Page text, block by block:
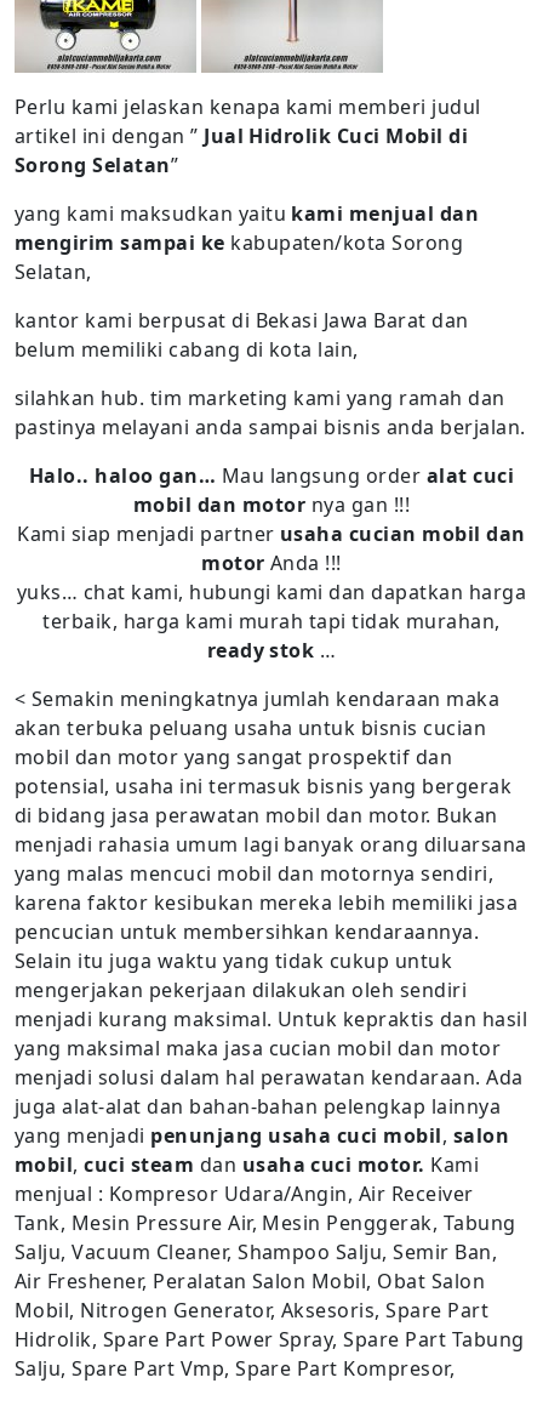
Perlu kami jelaskan kenapa kami memberi judul
artikel ini dengan ” Jual Hidrolik Cuci Mobil di
Sorong Selatan”
yang kami maksudkan yaitu kami menjual dan
mengirim sampai ke kabupaten/kota Sorong
Selatan,
kantor kami berpusat di Bekasi Jawa Barat dan
belum memiliki cabang di kota lain,
silahkan hub. tim marketing kami yang ramah dan
pastinya melayani anda sampai bisnis anda berjalan.
Halo.. haloo gan… Mau langsung order alat cuci
mobil dan motor nya gan !!!
Kami siap menjadi partner usaha cucian mobil dan
motor Anda !!!
yuks… chat kami, hubungi kami dan dapatkan harga
terbaik, harga kami murah tapi tidak murahan,
ready stok …
< Semakin meningkatnya jumlah kendaraan maka
akan terbuka peluang usaha untuk bisnis cucian
mobil dan motor yang sangat prospektif dan
potensial, usaha ini termasuk bisnis yang bergerak
di bidang jasa perawatan mobil dan motor. Bukan
menjadi rahasia umum lagi banyak orang diluarsana
yang malas mencuci mobil dan motornya sendiri,
karena faktor kesibukan mereka lebih memiliki jasa
pencucian untuk membersihkan kendaraannya.
Selain itu juga waktu yang tidak cukup untuk
mengerjakan pekerjaan dilakukan oleh sendiri
menjadi kurang maksimal. Untuk kepraktis dan hasil
yang maksimal maka jasa cucian mobil dan motor
menjadi solusi dalam hal perawatan kendaraan. Ada
juga alat-alat dan bahan-bahan pelengkap lainnya
yang menjadi penunjang usaha cuci mobil, salon
mobil,cuci steam dan usaha cuci motor. Kami
menjual : Kompresor Udara/Angin, Air Receiver
Tank, Mesin Pressure Air, Mesin Penggerak, Tabung
Salju, Vacuum Cleaner, Shampoo Salju, Semir Ban,
Air Freshener, Peralatan Salon Mobil, Obat Salon
Mobil, Nitrogen Generator, Aksesoris, Spare Part
Hidrolik, Spare Part Power Spray, Spare Part Tabung
Salju, Spare Part Vmp, Spare Part Kompresor,